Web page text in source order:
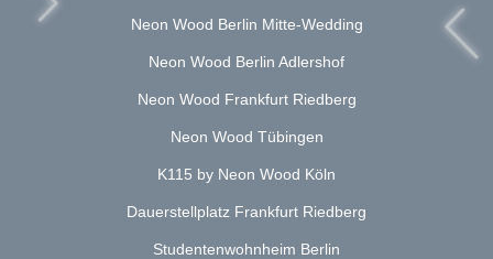
Neon Wood Berlin Mitte-Wedding
Neon Wood Berlin Adlershof
Neon Wood Frankfurt Riedberg
Neon Wood Tübingen
K115 by Neon Wood Köln
Dauerstellplatz Frankfurt Riedberg
Studentenwohnheim Berlin